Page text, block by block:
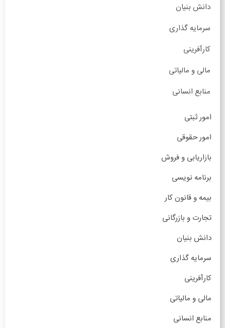
دانش بنیان
سرمایه گذاری
کارآفرینی
مالی و مالیاتی
منابع انسانی
امور ثبتی
امور حقوقی
بازاریابی و فروش
برنامه نویسی
بیمه و قانون کار
تجارت و بازرگانی
دانش بنیان
سرمایه گذاری
کارآفرینی
مالی و مالیاتی
منابع انسانی